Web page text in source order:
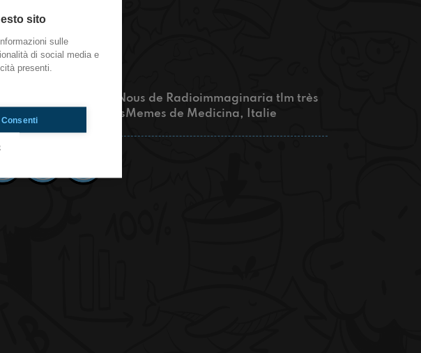
parents
avec vos parents? Nous de Radioimmaginaria tlm très
plus!#TousLesMemes de Medicina, Italie
sito
sulle
di social media e
presenti.
Consenti